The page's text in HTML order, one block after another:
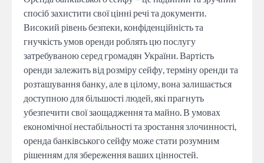
спосіб захистити свої цінні речі та документи.
Високий рівень безпеки, конфіденційність та
гнучкість умов оренди роблять цю послугу
затребуваною серед громадян України. Вартість
оренди залежить від розміру сейфу, терміну оренди та
розташування банку, але в цілому, вона залишається
доступною для більшості людей, які прагнуть
убезпечити свої заощадження та майно. В умовах
економічної нестабільності та зростання злочинності,
оренда банківського сейфу може стати розумним
рішенням для збереження ваших цінностей.